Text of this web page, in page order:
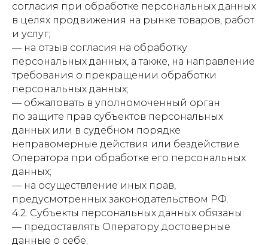
согласия при обработке персональных данных
в целях продвижения на рынке товаров, работ
и услуг;
— на отзыв согласия на обработку
персональных данных, а также, на направление
требования о прекращении обработки
персональных данных;
— обжаловать в уполномоченный орган
по защите прав субъектов персональных
данных или в судебном порядке
неправомерные действия или бездействие
Оператора при обработке его персональных
данных;
— на осуществление иных прав,
предусмотренных законодательством РФ.
4.2. Субъекты персональных данных обязаны:
— предоставлять Оператору достоверные
данные о себе;